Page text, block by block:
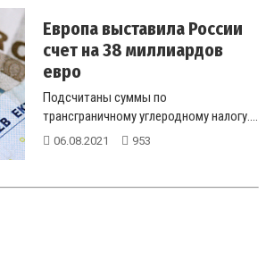
Европа выставила России
счет на 38 миллиардов
евро
Подсчитаны суммы по
трансграничному углеродному налогу....
06.08.2021 953